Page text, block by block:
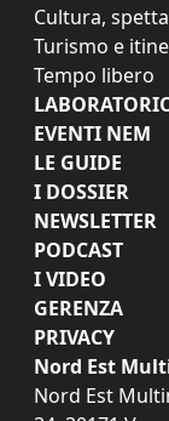
Cultura,
Turismo e
Tempo libero
EVENTI NEM
LE GUIDE
I DOSSIER
NEWSLETTER
PODCAST
I VIDEO
GERENZA
PRIVACY
Nord Est
Nord Est